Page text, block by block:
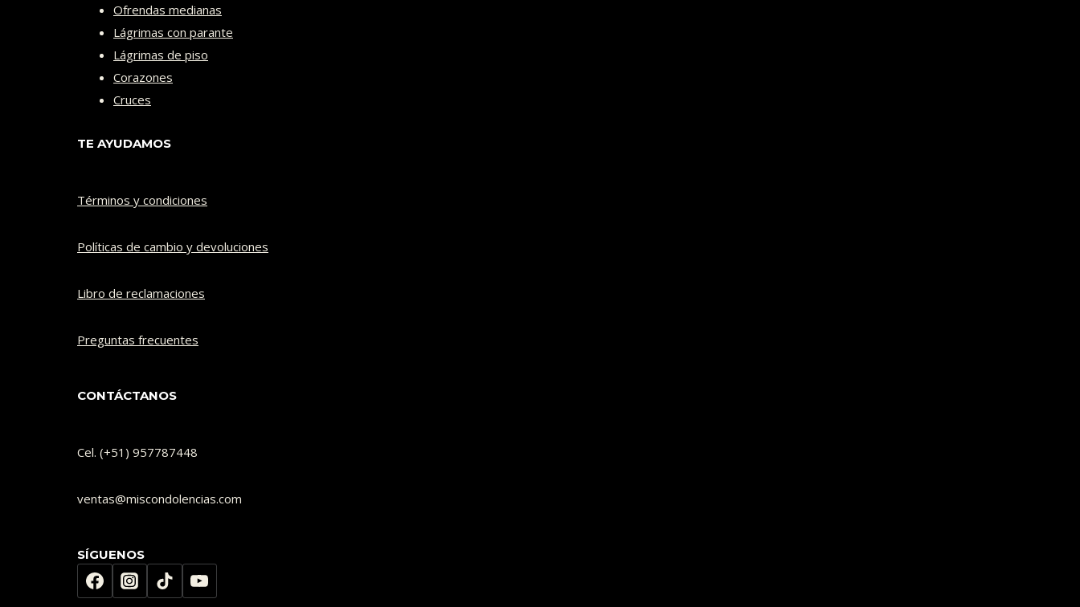
Ofrendas medianas
Lágrimas con parante
Lágrimas de piso
Corazones
Cruces
TE AYUDAMOS
Términos y condiciones
Políticas de cambio y devoluciones​
Libro de reclamaciones
Preguntas frecuentes
CONTÁCTANOS
Cel. (+51) 957787448
ventas@miscondolencias.com
SÍGUENOS